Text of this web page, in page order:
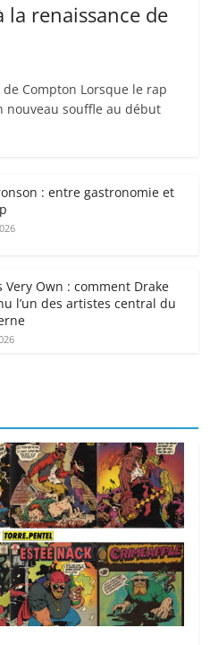
la renaissance de
Compton Lorsque le rap
nouveau souffle au début
: entre gastronomie et
Very Own : comment Drake
l’un des artistes central du